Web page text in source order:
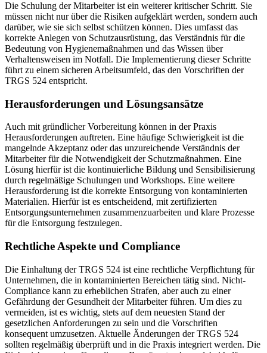
Die Schulung der Mitarbeiter ist ein weiterer kritischer Schritt. Sie
müssen nicht nur über die Risiken aufgeklärt werden, sondern auch
darüber, wie sie sich selbst schützen können. Dies umfasst das
korrekte Anlegen von Schutzausrüstung, das Verständnis für die
Bedeutung von Hygienemaßnahmen und das Wissen über
Verhaltensweisen im Notfall. Die Implementierung dieser Schritte
führt zu einem sicheren Arbeitsumfeld, das den Vorschriften der
TRGS 524 entspricht.
Herausforderungen und Lösungsansätze
Auch mit gründlicher Vorbereitung können in der Praxis
Herausforderungen auftreten. Eine häufige Schwierigkeit ist die
mangelnde Akzeptanz oder das unzureichende Verständnis der
Mitarbeiter für die Notwendigkeit der Schutzmaßnahmen. Eine
Lösung hierfür ist die kontinuierliche Bildung und Sensibilisierung
durch regelmäßige Schulungen und Workshops. Eine weitere
Herausforderung ist die korrekte Entsorgung von kontaminierten
Materialien. Hierfür ist es entscheidend, mit zertifizierten
Entsorgungsunternehmen zusammenzuarbeiten und klare Prozesse
für die Entsorgung festzulegen.
Rechtliche Aspekte und Compliance
Die Einhaltung der TRGS 524 ist eine rechtliche Verpflichtung für
Unternehmen, die in kontaminierten Bereichen tätig sind. Nicht-
Compliance kann zu erheblichen Strafen, aber auch zu einer
Gefährdung der Gesundheit der Mitarbeiter führen. Um dies zu
vermeiden, ist es wichtig, stets auf dem neuesten Stand der
gesetzlichen Anforderungen zu sein und die Vorschriften
konsequent umzusetzen. Aktuelle Änderungen der TRGS 524
sollten regelmäßig überprüft und in die Praxis integriert werden. Die